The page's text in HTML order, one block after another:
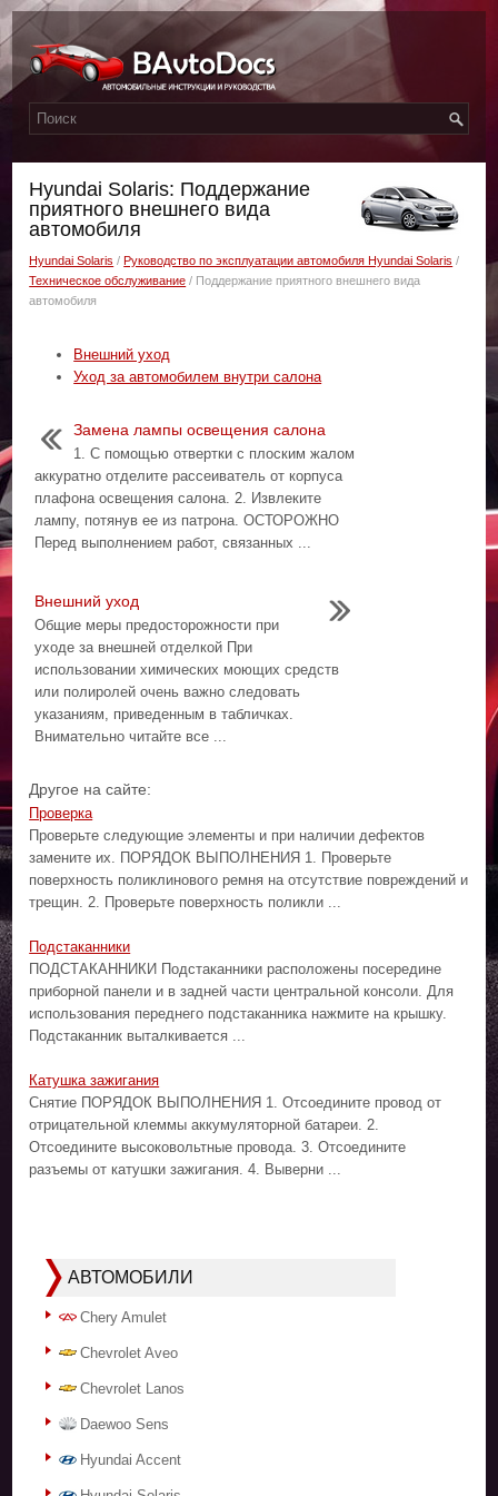
Hyundai Solaris: Поддержание
приятного внешнего вида
автомобиля
Hyundai Solaris /Руководство по эксплуатации автомобиля Hyundai Solaris /
Техническое обслуживание / Поддержание приятного внешнего вида
автомобиля
Внешний уход
Уход за автомобилем внутри салона
Замена лампы освещения салона
1. С помощью отвертки с плоским жалом
аккуратно отделите рассеиватель от корпуса
плафона освещения салона. 2. Извлеките
лампу, потянув ее из патрона. ОСТОРОЖНО
Перед выполнением работ, связанных ...
Внешний уход
Общие меры предосторожности при
уходе за внешней отделкой При
использовании химических моющих средств
или полиролей очень важно следовать
указаниям, приведенным в табличках.
Внимательно читайте все ...
Другое на сайте:
Проверка
Проверьте следующие элементы и при наличии дефектов
замените их. ПОРЯДОК ВЫПОЛНЕНИЯ 1. Проверьте
поверхность поликлинового ремня на отсутствие повреждений и
трещин. 2. Проверьте поверхность поликли ...
Подстаканники
ПОДСТАКАННИКИ Подстаканники расположены посередине
приборной панели и в задней части центральной консоли. Для
использования переднего подстаканника нажмите на крышку.
Подстаканник выталкивается ...
Катушка зажигания
Снятие ПОРЯДОК ВЫПОЛНЕНИЯ 1. Отсоедините провод от
отрицательной клеммы аккумуляторной батареи. 2.
Отсоедините высоковольтные провода. 3. Отсоедините
разъемы от катушки зажигания. 4. Выверни ...
АВТОМОБИЛИ
Chery Amulet
Chevrolet Aveo
Chevrolet Lanos
Daewoo Sens
Hyundai Accent